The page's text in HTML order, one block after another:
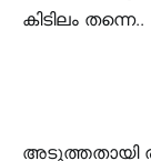
കിടിലം തന്നെ..
അടുത്തതായി